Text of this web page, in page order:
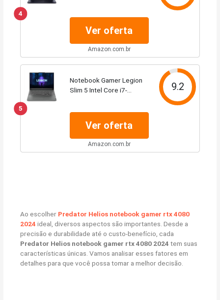
4
de 16 polegadas 2560 x
1600 165Hz...
Ver oferta
Amazon.com.br
5
Notebook Gamer Legion
Slim 5 Intel Core i7-
9.2
Ver oferta
Amazon.com.br
Ao escolher Predator Helios notebook gamer rtx 4080
2024 ideal, diversos aspectos são importantes. Desde a
precisão e durabilidade até o custo-benefício, cada
Predator Helios notebook gamer rtx 4080 2024 tem suas
características únicas. Vamos analisar esses fatores em
detalhes para que você possa tomar a melhor decisão.